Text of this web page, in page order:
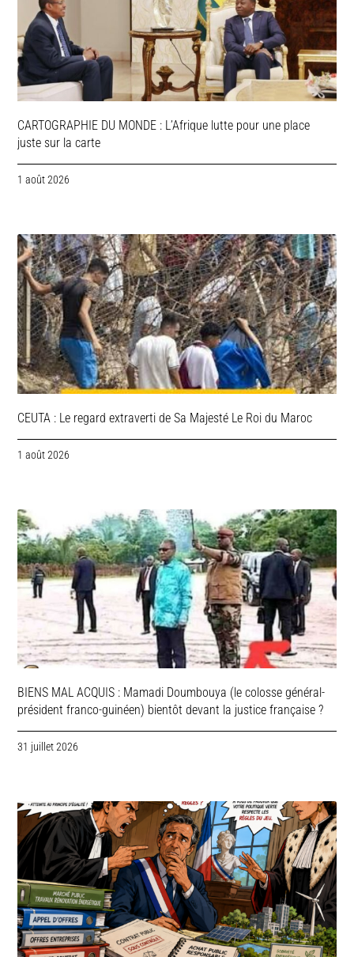
CARTOGRAPHIE DU MONDE : L’Afrique lutte pour une place
juste sur la carte
1 août 2026
CEUTA : Le regard extraverti de Sa Majesté Le Roi du Maroc
1 août 2026
BIENS MAL ACQUIS : Mamadi Doumbouya (le colosse général-
président franco-guinéen) bientôt devant la justice française ?
31 juillet 2026